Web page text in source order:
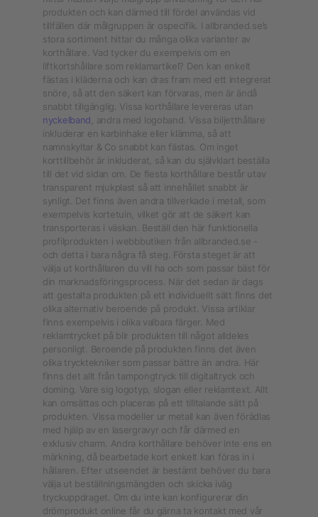
produkten och kan därmed till fördel användas vid
tillfällen där målgruppen är ospecifik. I allbranded.se’s
stora sortiment hittar du många olika varianter av
korthållare. Vad tycker du exempelvis om en
liftkortshållare som reklamartikel? Den kan enkelt
fästas i kläderna och kan dras fram med ett integrerat
snöre, så att den säkert kan förvaras, men är ändå
snabbt tillgänglig. Vissa korthållare levereras utan
nyckelband , andra med logoband. Vissa biljetthållare
inkluderar en karbinhake eller klämma, så att
namnskyltar & Co snabbt kan fästas. Om inget
korttillbehör är inkluderat, så kan du självklart beställa
till det vid sidan om. De flesta korthållare består utav
transparent mjukplast så att innehållet snabbt är
synligt. Det finns även andra tillverkade i metall, som
exempelvis kortetuin, vilket gör att de säkert kan
transporteras i väskan. Beställ den här funktionella
profilprodukten i webbbutiken från allbranded.se -
och detta i bara några få steg. Första steget är att
välja ut korthållaren du vill ha och som passar bäst för
din marknadsföringsprocess. När det sedan är dags
att gestalta produkten på ett individuellt sätt finns det
olika alternativ beroende på produkt. Vissa artiklar
finns exempelvis i olika valbara färger. Med
reklamtrycket på blir produkten till något alldeles
personligt. Beroende på produkten finns det även
olika trycktekniker som passar bättre än andra. Här
finns det allt från tampongtryck till digitaltryck och
doming. Vare sig logotyp, slogan eller reklamtext. Allt
kan omsättas och placeras på ett tilltalande sätt på
produkten. Vissa modeller ur metall kan även förädlas
med hjälp av en lasergravyr och får därmed en
exklusiv charm. Andra korthållare behöver inte ens en
märkning, då bearbetade kort enkelt kan föras in i
hållaren. Efter utseendet är bestämt behöver du bara
välja ut beställningsmängden och skicka iväg
tryckuppdraget. Om du inte kan konfigurerar din
drömprodukt online får du gärna ta kontakt med vår